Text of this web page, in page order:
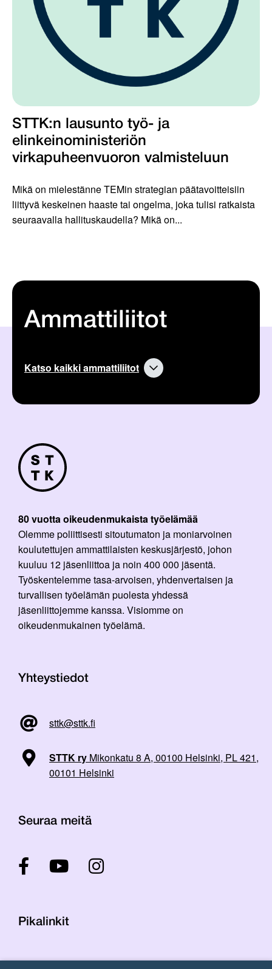
STTK:n lausunto työ- ja
elinkeinoministeriön
virkapuheenvuoron valmisteluun
Mikä on mielestänne TEMin strategian päätavoitteisiin
liittyvä keskeinen haaste tai ongelma, joka tulisi ratkaista
seuraavalla hallituskaudella? Mikä on...
Ammattiliitot
Katso kaikki ammattiliitot
80 vuotta oikeudenmukaista työelämää
Olemme poliittisesti sitoutumaton ja moniarvoinen
koulutettujen ammattilaisten keskusjärjestö, johon
kuuluu 12 jäsenliittoa ja noin 400 000 jäsentä.
Työskentelemme tasa-arvoisen, yhdenvertaisen ja
turvallisen työelämän puolesta yhdessä
jäsenliittojemme kanssa. Visiomme on
oikeudenmukainen työelämä.
Yhteystiedot
sttk@sttk.fi
STTK ry Mikonkatu 8 A, 00100 Helsinki, PL 421,
00101 Helsinki
Seuraa meitä
Pikalinkit